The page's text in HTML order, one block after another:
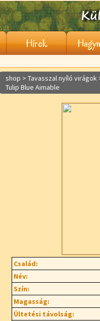
Hírek
shop > Tavasszal nyíló virágok
Tulip Blue Aimable
Család:
Név:
Szín:
Magasság:
Ültetési távolság: